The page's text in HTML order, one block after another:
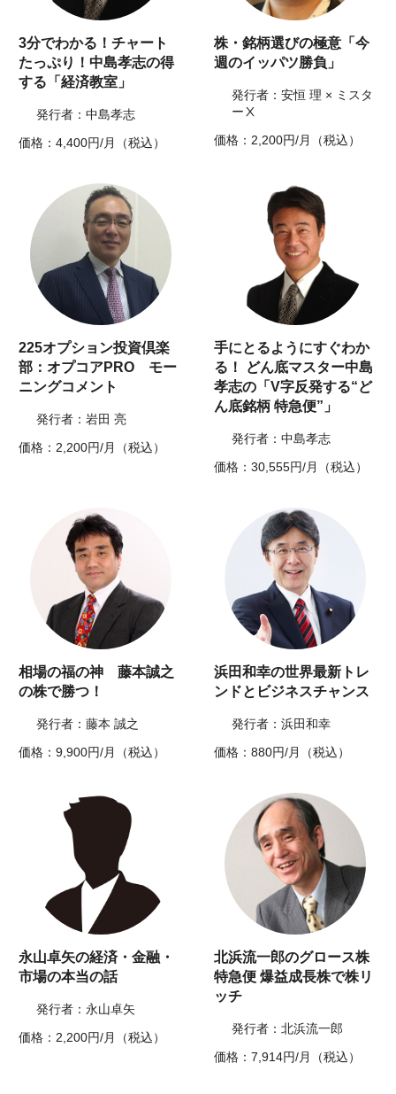
3分でわかる！チャート
たっぷり！中島孝志の得
する「経済教室」
発行者：中島孝志
価格：4,400円/月（税込）
株・銘柄選びの極意「今
週のイッパツ勝負」
発行者：安恒 理 × ミスタ
ーⅩ
価格：2,200円/月（税込）
225オプション投資倶楽
部：オプコアPRO モー
ニングコメント
発行者：岩田 亮
価格：2,200円/月（税込）
手にとるようにすぐわか
る！ どん底マスター中島
孝志の「V字反発する“ど
ん底銘柄 特急便”」
発行者：中島孝志
価格：30,555円/月（税込）
相場の福の神 藤本誠之
の株で勝つ！
発行者：藤本 誠之
価格：9,900円/月（税込）
浜田和幸の世界最新トレ
ンドとビジネスチャンス
発行者：浜田和幸
価格：880円/月（税込）
永山卓矢の経済・金融・
市場の本当の話
発行者：永山卓矢
価格：2,200円/月（税込）
北浜流一郎のグロース株
特急便 爆益成長株で株リ
ッチ
発行者：北浜流一郎
価格：7,914円/月（税込）